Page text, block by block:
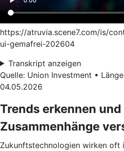
https://atruvia.scene7.com/is/
ui-gemafrei-202604
Transkript anzeigen
Quelle: Union Investment •
04.05.2026
Trends erkennen und
Zusammenhänge
Zukunftstechnologien wirken oft